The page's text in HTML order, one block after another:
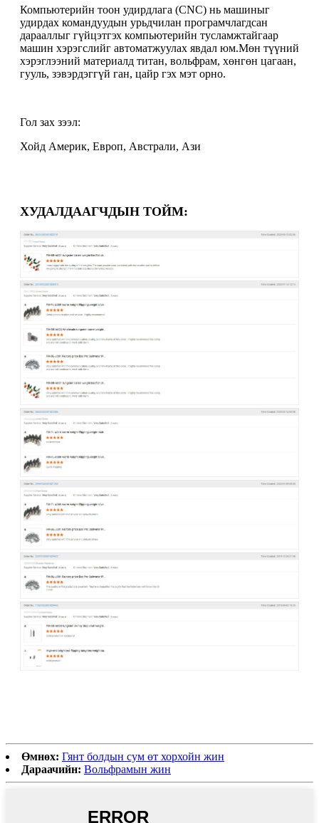
Компьютерийн тоон удирдлага (CNC) нь машиныг
удирдах командуудын урьдчилан програмчлагдсан
дарааллыг гүйцэтгэх компьютерийн тусламжтайгаар
машин хэрэгслийг автоматжуулах явдал юм.Мөн түүний
хэрэглээний материалд титан, вольфрам, хөнгөн цагаан,
гууль, зэвэрдэггүй ган, цайр гэх мэт орно.
Гол зах зээл:
Хойд Америк, Европ, Австрали, Ази
ХУДАЛДААГЧДЫН ТОЙМ:
Өмнөх: Гянт болдын сум өт хорхойн жин
Дараачийн: Вольфрамын жин